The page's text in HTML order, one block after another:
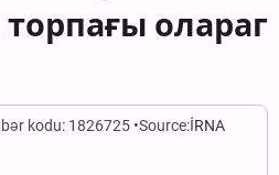
олараг
kodu: 1826725 Source:İRNA